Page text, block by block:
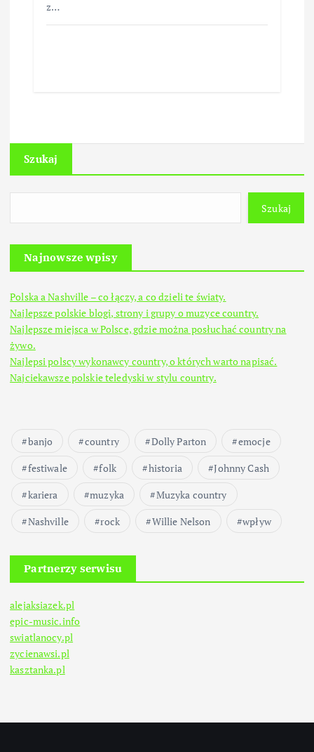
z…
Szukaj
Szukaj
Najnowsze wpisy
Polska a Nashville – co łączy, a co dzieli te światy.
Najlepsze polskie blogi, strony i grupy o muzyce country.
Najlepsze miejsca w Polsce, gdzie można posłuchać country na
żywo.
Najlepsi polscy wykonawcy country, o których warto napisać.
Najciekawsze polskie teledyski w stylu country.
banjo country Dolly Parton
emocje
festiwale
folk historia
Johnny Cash
kariera
muzyka
Muzyka country
Nashville
rock Willie Nelson wpływ
Partnerzy serwisu
alejaksiazek.pl
epic-music.info
swiatlanocy.pl
zycienawsi.pl
kasztanka.pl